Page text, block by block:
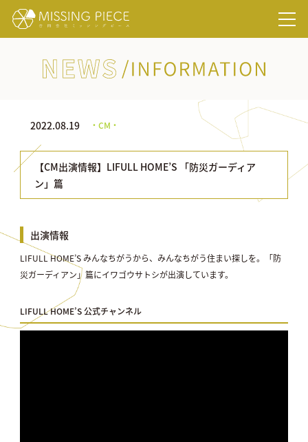
NEWS/INFORMATION
2022.08.19 ・CM・
【CM出演情報】LIFULL HOME’S 「防災ガーディア
ン」篇
出演情報
LIFULL HOME’S みんなちがうから、みんなちがう住まい探しを。「防
災ガーディアン」篇にイワゴウサトシが出演しています。
LIFULL HOME’S 公式チャンネル